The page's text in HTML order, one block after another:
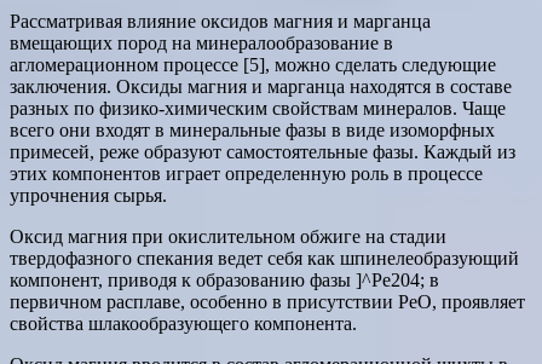
Рассматривая влияние оксидов магния и марганца
вмещающих пород на минералообразование в
агломерационном процессе [5], можно сделать следующие
заключения. Оксиды магния и марганца находятся в составе
разных по физико-химическим свойствам минералов. Чаще
всего они входят в минеральные фазы в виде изоморфных
примесей, реже образуют самостоятельные фазы. Каждый из
этих компонентов играет определенную роль в процессе
упрочнения сырья.
Оксид магния при окислительном обжиге на стадии
твердофазного спекания ведет себя как шпинелеобразующий
компонент, приводя к образованию фазы ]^Ре204; в
первичном расплаве, особенно в присутствии РеО, проявляет
свойства шлакообразующего компонента.